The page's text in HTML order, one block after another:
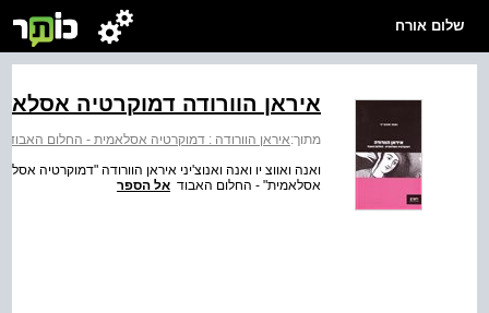
שלום אורח
איראן הוורודה דמוקרטיה
מתוך:איראן הוורודה : דמוקרטיה אסלאמית - החלום האבוד
ואנה ואווצ יו ואנה ואנוצ'יני איראן הוורודה "דמוקרטיה
אסלאמית" - החלום האבוד אל הספר